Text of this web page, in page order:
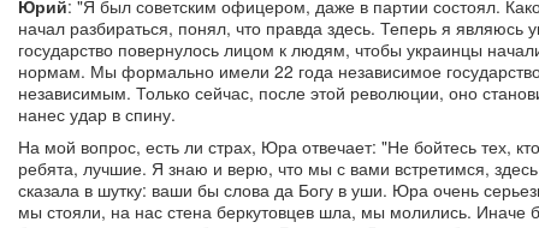
Юрий: "Я был советским офицером, даже в партии состоял.
начал разбираться, понял, что правда здесь. Теперь я являюсь
государство повернулось лицом к людям, чтобы украинцы
нормам. Мы формально имели 22 года независимое
независимым. Только сейчас, после этой революции, оно
нанес удар в спину.
На мой вопрос, есть ли страх, Юра отвечает: "Не бойтесь тех,
ребята, лучшие. Я знаю и верю, что мы с вами встретимся,
сказала в шутку: ваши бы слова да Богу в уши. Юра очень
мы стояли, на нас стена беркутовцев шла, мы молились.